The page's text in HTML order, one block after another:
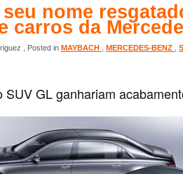
nome
carros da
, Posted in MAYBACH MERCEDES-BENZ
GL ganhariam